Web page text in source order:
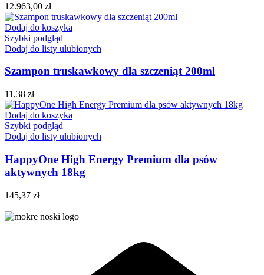
12.963,00 zł
Dodaj do koszyka
Szybki podgląd
Dodaj do listy ulubionych
Szampon truskawkowy dla szczeniąt 200ml
11,38 zł
Dodaj do koszyka
Szybki podgląd
Dodaj do listy ulubionych
HappyOne High Energy Premium dla psów
aktywnych 18kg
145,37 zł